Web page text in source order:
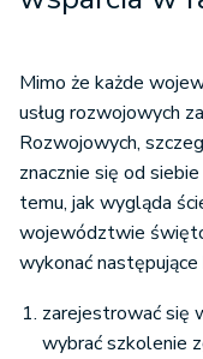
Mimo że każde
usług rozwojowych
Rozwojowych,
znacznie się od
temu, jak wygląda
województwie
wykonać następujące
zarejestrować się
wybrać szkolenie